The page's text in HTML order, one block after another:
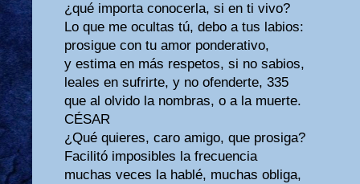
¿qué importa conocerla, si en ti vivo?
Lo que me ocultas tú, debo a tus labios:
prosigue con tu amor ponderativo,
y estima en más respetos, si no sabios,
leales en sufrirte, y no ofenderte, 335
que al olvido la nombras, o a la muerte.
CÉSAR
¿Qué quieres, caro amigo, que prosiga?
Facilitó imposibles la frecuencia
muchas veces la hablé, muchas obliga,